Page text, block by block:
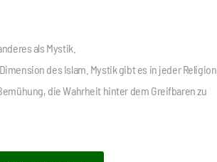
als Mystik.
des Islam. Mystik gibt es in jeder Religion.
die Wahrheit hinter dem Greifbaren zu